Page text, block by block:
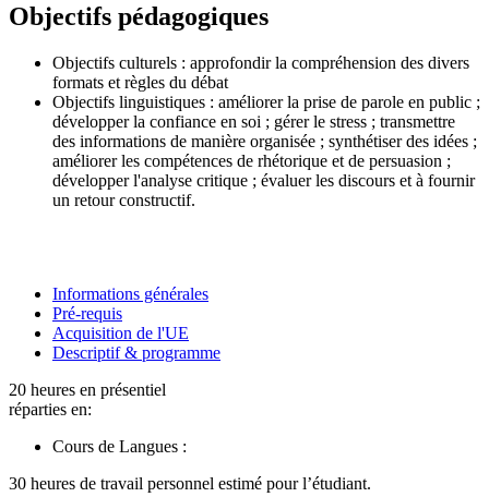
Objectifs pédagogiques
Objectifs culturels : approfondir la compréhension des divers
formats et règles du débat
Objectifs linguistiques : améliorer la prise de parole en public ;
développer la confiance en soi ; gérer le stress ; transmettre
des informations de manière organisée ; synthétiser des idées ;
améliorer les compétences de rhétorique et de persuasion ;
développer l'analyse critique ; évaluer les discours et à fournir
un retour constructif.
Informations générales
Pré-requis
Acquisition de l'UE
Descriptif & programme
20 heures en présentiel
réparties en:
Cours de Langues :
30 heures de travail personnel estimé pour l’étudiant.